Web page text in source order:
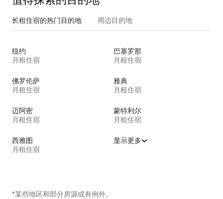
长租住宿的热门目的地 周边目的地
纽约
月租住宿
巴塞罗那
月租住宿
佛罗伦萨
月租住宿
雅典
月租住宿
迈阿密
月租住宿
蒙特利尔
月租住宿
西雅图
月租住宿
显示更多
*某些地区和部分房源或有例外。